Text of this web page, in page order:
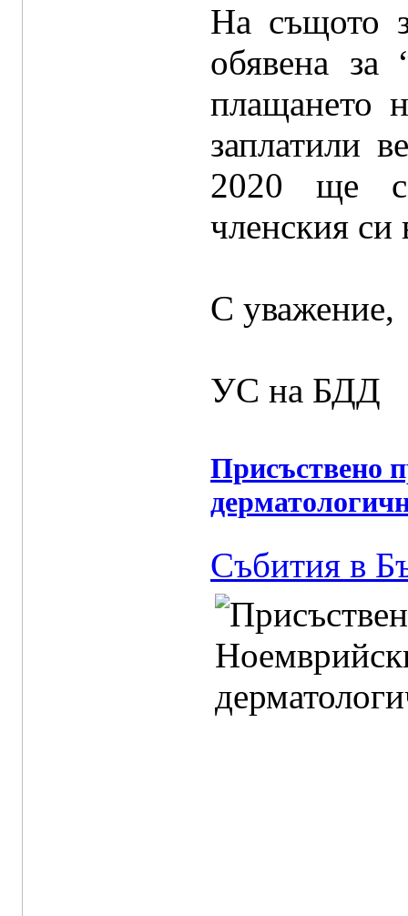
На същото
обявена за
плащането
заплатили
2020 ще
членския си
С уважение,
УС на БДД
Присъствено
Събития в